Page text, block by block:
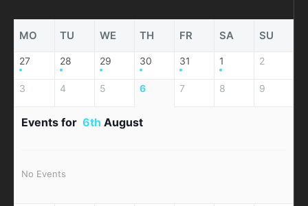
MO TU WE TH FR SA SU
27 28 29 30 31 1 2
3 4 5 6 7 8 9
Events for 6th August
No Events